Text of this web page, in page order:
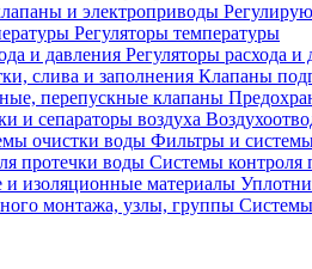
Регуляторы температуры
Регуляторы расхода и
Клапаны
Фильтры и
Системы контроля